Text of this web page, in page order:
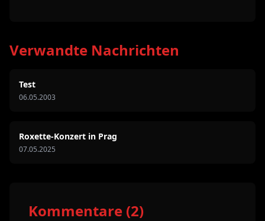
Verwandte Nachrichten
Test
06.05.2003
Roxette-Konzert in Prag
07.05.2025
Kommentare (2)